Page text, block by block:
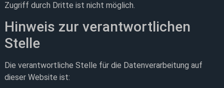
Zugriff durch Dritte ist nicht möglich.
Hinweis zur verantwortlichen
Stelle
Die verantwortliche Stelle für die Datenverarbeitung auf
dieser Website ist: